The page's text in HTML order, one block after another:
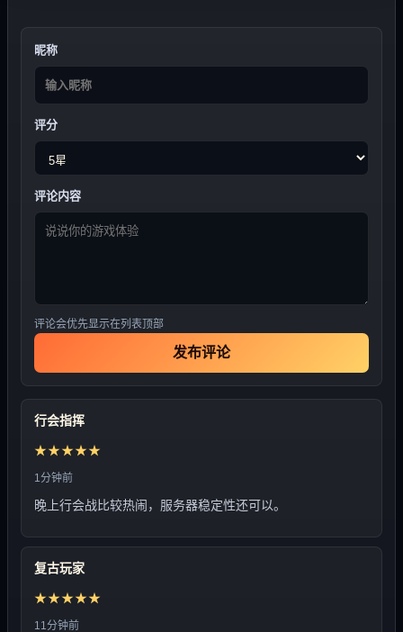
昵称
评分
评论内容
评论会优先显示在列表顶部
发布评论
行会指挥
★★★★★
1分钟前
晚上行会战比较热闹，服务器稳定性还可以。
复古玩家
★★★★★
11分钟前